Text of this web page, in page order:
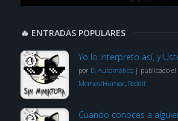
🔥 ENTRADAS POPULARES
Yo lo interpreto así, y
por El Automático| publicado
Memes/Humor, Reddit
Cuando conoces a